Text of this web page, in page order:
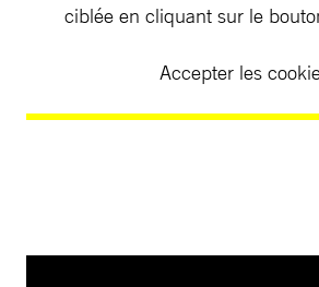
ciblée en cliquant sur le
Accepter les